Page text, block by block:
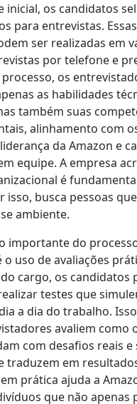
inicial, os candidatos
para entrevistas. Essas
ser realizadas em
por telefone e
os
as habilidades
também suas
alinhamento com
da Amazon e
equipe. A empresa
é
isso, busca pessoas
ambiente.
importante do
uso de avaliações
cargo, os candidatos
testes que
a dia do trabalho.
avaliem como
com desafios reais e
traduzem em
prática ajuda a
que não apenas